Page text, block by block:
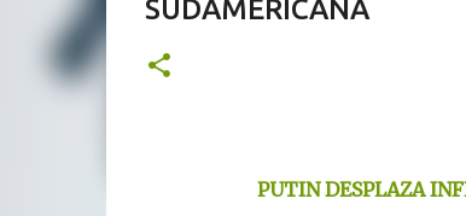
SUDAMERICANA
PUTIN DESPLAZA